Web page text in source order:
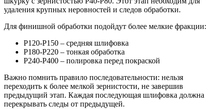
удаления крупных неровностей и следов обработки.
Для финишной обработки подойдут более мелкие фракции:
Р120-Р150 – средняя шлифовка
Р180-Р220 – тонкая обработка
Р240-Р400 – полировка перед покраской
Важно помнить правило последовательности: нельзя
переходить к более мелкой зернистости, не завершив
предыдущий этап. Каждая последующая шлифовка должна
перекрывать следы от предыдущей.